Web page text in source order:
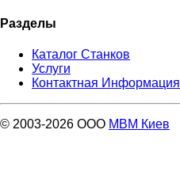
Разделы
Каталог Станков
Услуги
Контактная Информация
© 2003-2026 ООО МВМ Киев